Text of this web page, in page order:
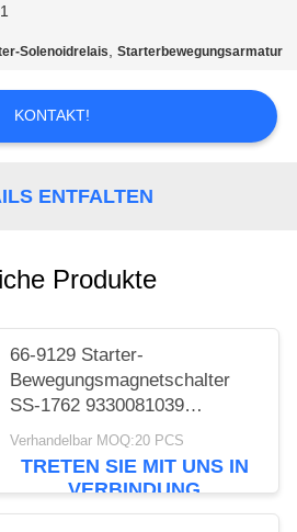
Solenoidrelais,Starterbewegungsarmatur
KONTAKT!
ENTFALTEN
Produkte
66-9129 Starter-
Bewegungsmagnetschalter
SS-1762 9330081039
2339303270 elektrische 12V
Maschinenteile
Verhandelbar MOQ:20 PCS
TRETEN SIE MIT UNS IN
VERBINDUNG